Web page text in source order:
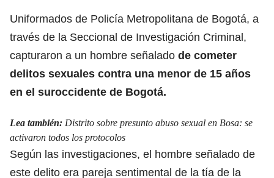
Uniformados de Policía Metropolitana de Bogotá, a
través de la Seccional de Investigación Criminal,
capturaron a un hombre señalado de cometer
delitos sexuales contra una menor de 15 años
en el suroccidente de Bogotá.
Lea también: Distrito sobre presunto abuso sexual en Bosa: se
activaron todos los protocolos
Según las investigaciones, el hombre señalado de
este delito era pareja sentimental de la tía de la